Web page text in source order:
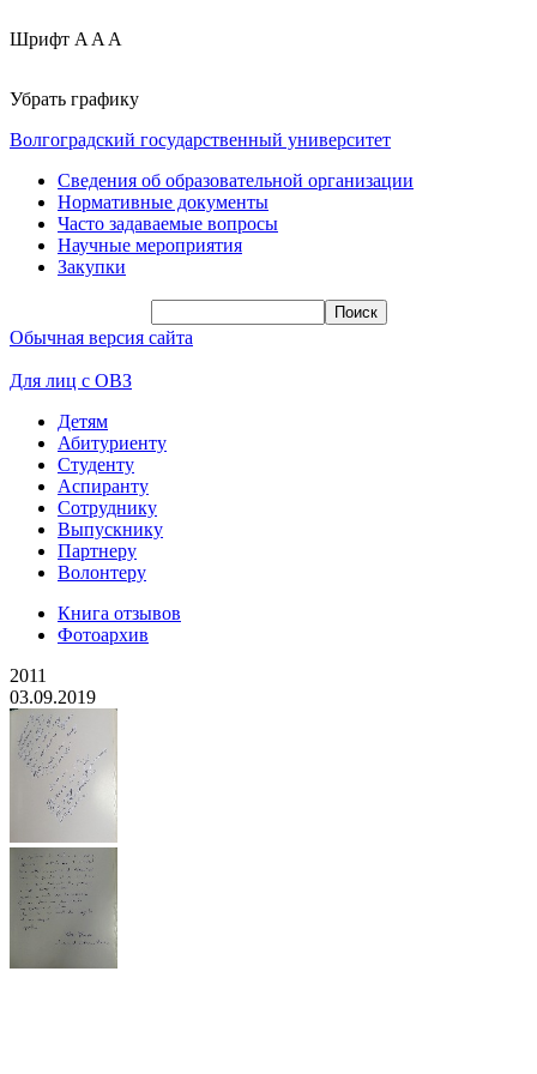
Шрифт A A A
Убрать графику
Волгоградский государственный университет
Сведения об образовательной организации
Нормативные документы
Часто задаваемые вопросы
Научные мероприятия
Закупки
Обычная версия сайта
Для лиц с ОВЗ
Детям
Абитуриенту
Студенту
Аспиранту
Сотруднику
Выпускнику
Партнеру
Волонтеру
Книга отзывов
Фотоархив
2011
03.09.2019